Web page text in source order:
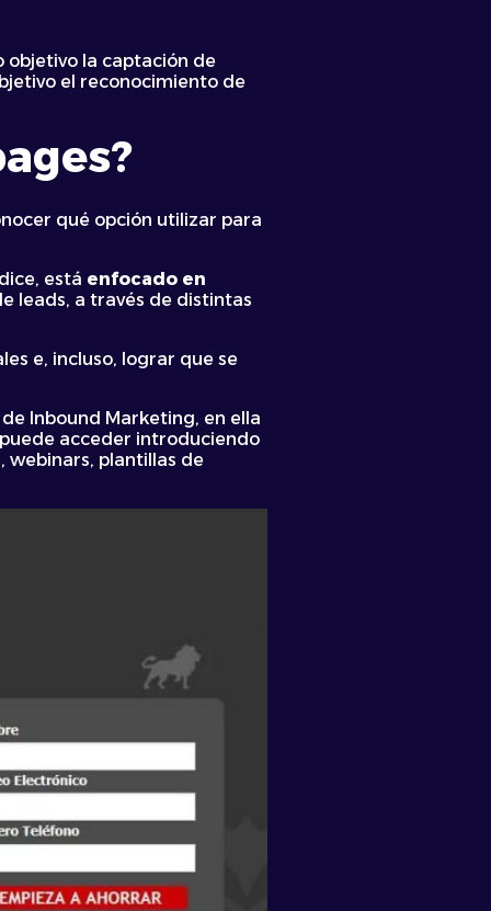
objetivo la captación de
el reconocimiento de
?
qué opción utilizar para
está enfocado en
leads, a través de distintas
e, incluso, lograr que se
Inbound Marketing, en ella
acceder introduciendo
webinars, plantillas de